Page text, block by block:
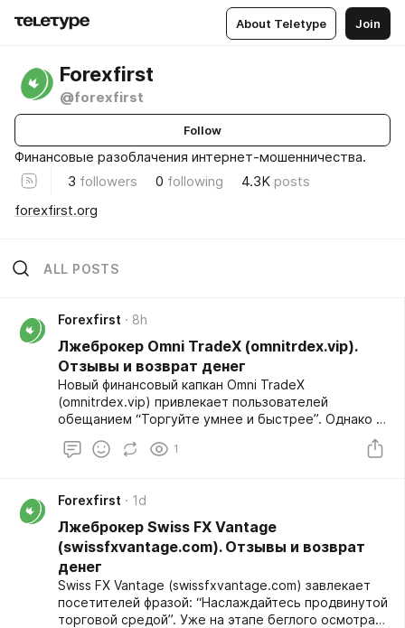
About Teletype Join
Forexfirst
@forexfirst
Follow
Финансовые разоблачения интернет-мошенничества.
3 followers 0 following 4.3K posts
forexfirst.org
ALL POSTS
Forexfirst 8h
Лжеброкер Omni TradeX (omnitrdex.vip).
Отзывы и возврат денег
Новый финансовый капкан Omni TradeX
(omnitrdex.vip) привлекает пользователей
обещанием “Торгуйте умнее и быстрее”. Однако за
этой привлекательной формулировкой скрывается
мошенническая платформа, созданная для
и указывают на многочисленные финансовые
потери. Перед нами очередной лохотрон, где
вывести вложенные средства практически
невозможно, поскольку вся схема изначально
построена на обмане клиентов. Полный обзор:
https://forexfirst.org/company/lzhebroker-omni-
tradex/
1
Forexfirst 1d
Лжеброкер Swiss FX Vantage
(swissfxvantage.com). Отзывы и возврат
денег
Swiss FX Vantage (swissfxvantage.com) завлекает
посетителей фразой: “Наслаждайтесь продвинутой
торговой средой”. Уже на этапе беглого осмотра